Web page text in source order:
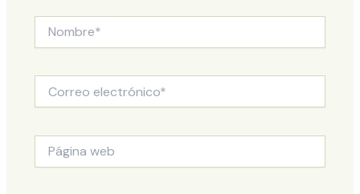
electrónico*
web